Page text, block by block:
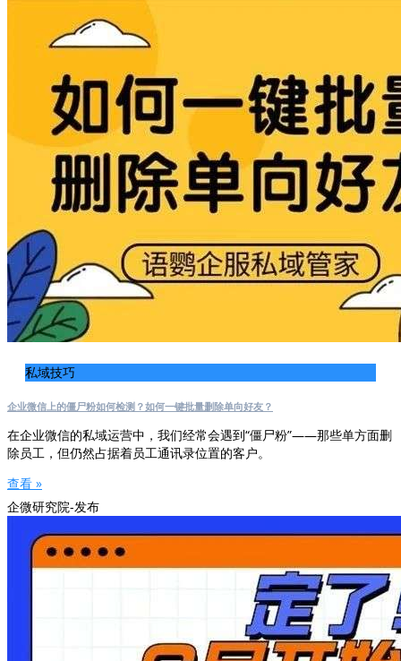
私域技巧
企业微信上的僵尸粉如何检测？如何一键批量删除单向好友？
在企业微信的私域运营中，我们经常会遇到“僵尸粉”——那些单方面删
除员工，但仍然占据着员工通讯录位置的客户。
查看 »
企微研究院-发布